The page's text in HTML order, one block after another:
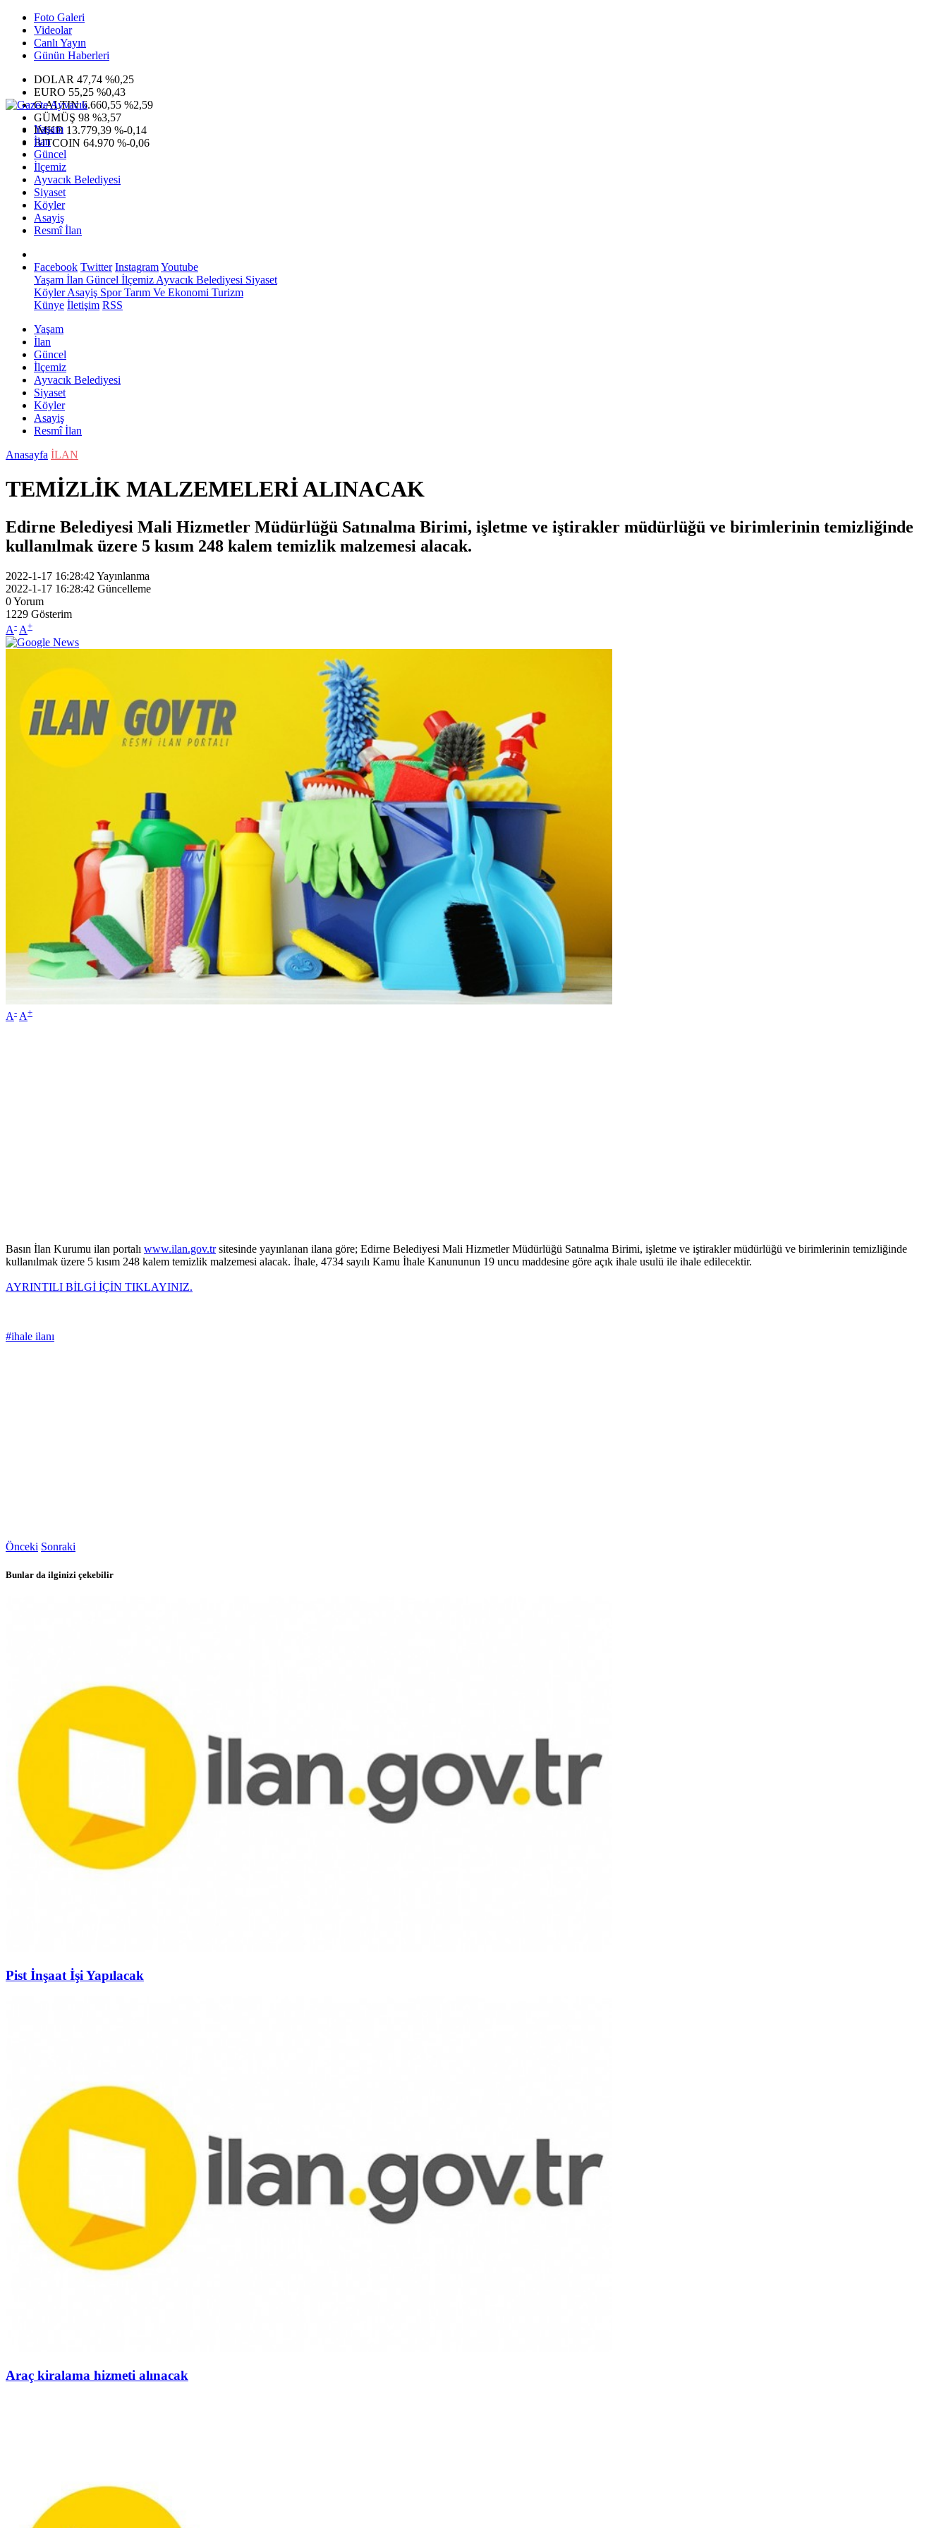
Foto Galeri
Videolar
Canlı Yayın
Günün Haberleri
DOLAR 47,74 %0,25
EURO 55,25 %0,43
G.ALTIN6.660,55 %2,59
GÜMÜŞ 98 %3,57
IMKB 13.779,39 %-0,14
BITCOIN 64.970 %-0,06
Yaşam
İlan
Güncel
İlçemiz
Ayvacık Belediyesi
Siyaset
Köyler
Asayiş
Resmî İlan
Facebook Twitter InstagramYoutube
Yaşam İlan Güncel İlçemiz Ayvacık Belediyesi Siyaset
KöylerAsayiş SporTarım Ve Ekonomi Turizm
Künye İletişim RSS
Yaşam
İlan
Güncel
İlçemiz
Ayvacık Belediyesi
Siyaset
Köyler
Asayiş
Resmî İlan
Anasayfa İLAN
TEMİZLİK MALZEMELERİ ALINACAK
Edirne Belediyesi Mali Hizmetler Müdürlüğü Satınalma Birimi, işletme ve iştirakler müdürlüğü ve birimlerinin temizliğinde
kullanılmak üzere 5 kısım 248 kalem temizlik malzemesi alacak.
2022-1-17 16:28:42 Yayınlanma
2022-1-17 16:28:42 Güncelleme
0Yorum
1229 Gösterim
A- A+
A- A+
Basın İlan Kurumu ilan portalı www.ilan.gov.trsitesinde yayınlanan ilana göre; Edirne Belediyesi Mali Hizmetler Müdürlüğü Satınalma Birimi, işletme ve iştirakler müdürlüğü ve birimlerinin temizliğinde
kullanılmak üzere 5 kısım 248 kalem temizlik malzemesi alacak. İhale, 4734 sayılı Kamu İhale Kanununun 19 uncu maddesine göre açık ihale usulü ile ihale edilecektir.
AYRINTILI BİLGİ İÇİN TIKLAYINIZ.
#ihale ilanı
Önceki Sonraki
Bunlar da ilginizi çekebilir
Pist İnşaat İşi Yapılacak
Araç kiralama hizmeti alınacak